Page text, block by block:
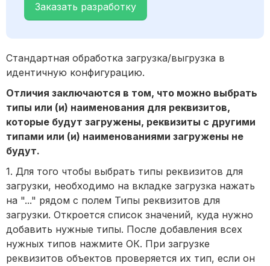
Заказать разработку
Стандартная обработка загрузка/выгрузка в
идентичную конфигурацию.
Отличия заключаются в том, что можно выбрать
типы или (и) наименования для реквизитов,
которые будут загружены, реквизиты с другими
типами или (и) наименованиями загружены не
будут.
1. Для того чтобы выбрать типы реквизитов для
загрузки, необходимо на вкладке загрузка нажать
на "..." рядом с полем Типы реквизитов для
загрузки. Откроется список значений, куда нужно
добавить нужные типы. После добавления всех
нужных типов нажмите ОК. При загрузке
реквизитов объектов проверяется их тип, если он